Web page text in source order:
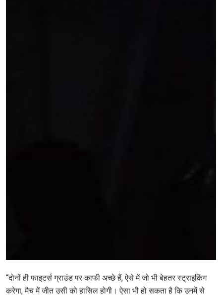
“दोनों ही फाइटर्स ग्राउंड पर काफी अच्छे हैं, ऐसे में जो भी बेहतर स्ट्राइकिंग
करेगा, मैच में जीत उसी को हासिल होगी। ऐसा भी हो सकता है कि उनमें से